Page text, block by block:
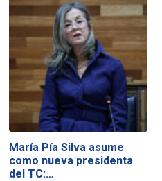
María Pía Silva asume
como nueva presidenta
del TC:…